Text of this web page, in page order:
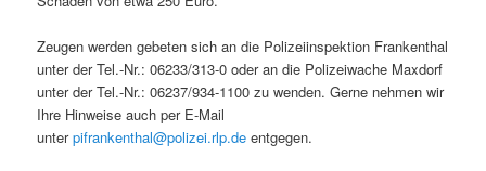
Zeugen werden gebeten sich an die Polizeiinspektion Frankenthal
unter der Tel.-Nr.: 06233/313-0 oder an die Polizeiwache Maxdorf
unter der Tel.-Nr.: 06237/934-1100 zu wenden. Gerne nehmen wir
Ihre Hinweise auch per E-Mail
unterpifrankenthal@polizei.rlp.de entgegen.